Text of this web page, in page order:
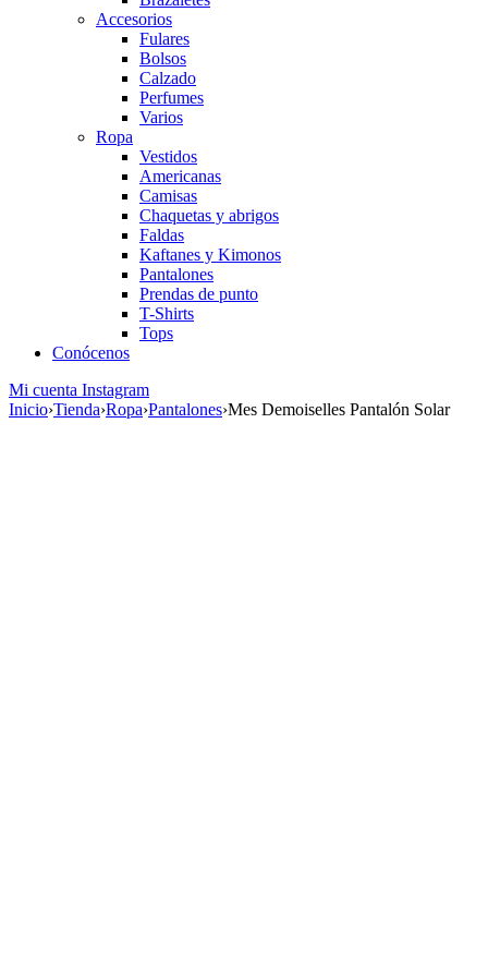
Accesorios
Fulares
Bolsos
Calzado
Perfumes
Varios
Ropa
Vestidos
Americanas
Camisas
Chaquetas y abrigos
Faldas
Kaftanes y Kimonos
Pantalones
Prendas de punto
T-Shirts
Tops
Conócenos
Mi cuenta Instagram
Inicio›Tienda›Ropa›Pantalones›Mes Demoiselles Pantalón Solar